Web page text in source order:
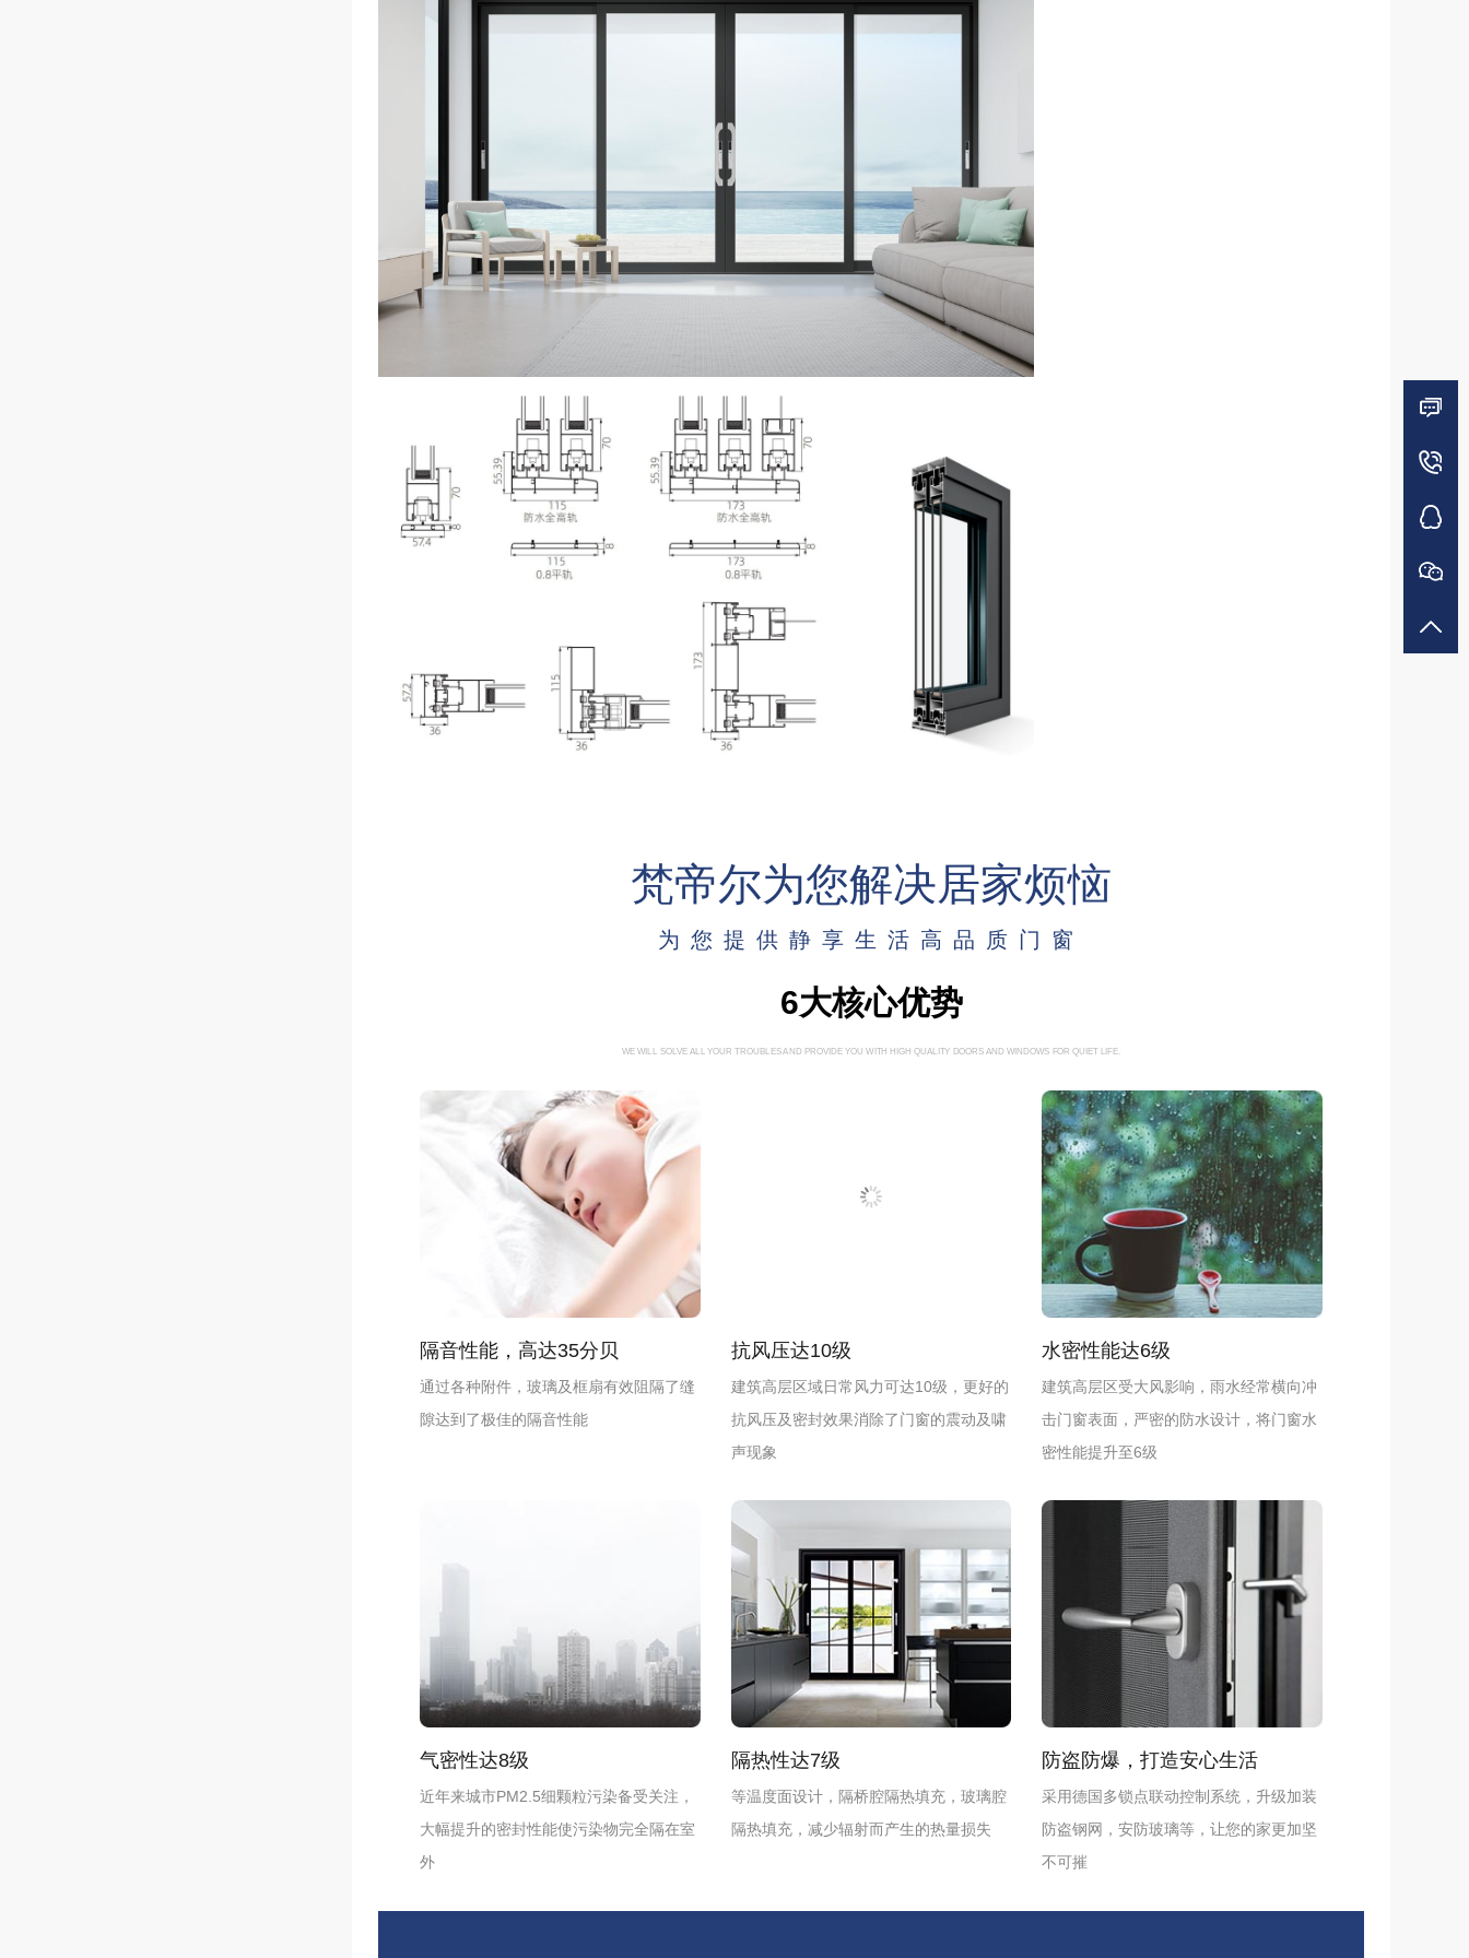
梵帝尔为您解决居家烦恼
为您提供静享生活高品质门窗
6大核心优势
WE WILL SOLVE ALL YOUR TROUBLES AND PROVIDE YOU WITH HIGH QUALITY DOORS AND WINDOWS FOR QUIET LIFE.
隔音性能，高达35分贝
通过各种附件，玻璃及框扇有效阻隔了缝
隙达到了极佳的隔音性能
抗风压达10级
建筑高层区域日常风力可达10级，更好的
抗风压及密封效果消除了门窗的震动及啸
声现象
水密性能达6级
建筑高层区受大风影响，雨水经常横向冲
击门窗表面，严密的防水设计，将门窗水
密性能提升至6级
气密性达8级
近年来城市PM2.5细颗粒污染备受关注，
大幅提升的密封性能使污染物完全隔在室
外
隔热性达7级
等温度面设计，隔桥腔隔热填充，玻璃腔
隔热填充，减少辐射而产生的热量损失
防盗防爆，打造安心生活
采用德国多锁点联动控制系统，升级加装
防盗钢网，安防玻璃等，让您的家更加坚
不可摧